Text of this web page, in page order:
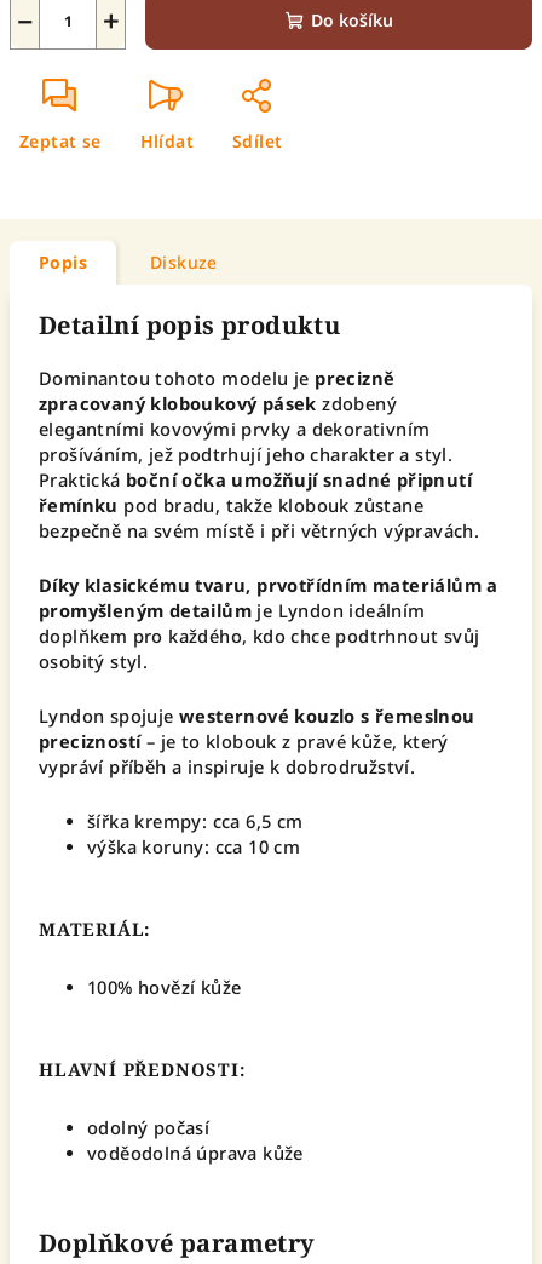
+
− Do košíku
Zeptat se Hlídat Sdílet
Popis Diskuze
Detailní popis produktu
Dominantou tohoto modelu je precizně
zpracovaný kloboukový pásek zdobený
elegantními kovovými prvky a dekorativním
prošíváním, jež podtrhují jeho charakter a styl.
Praktická boční očka umožňují snadné připnutí
řemínku pod bradu, takže klobouk zůstane
bezpečně na svém místě i při větrných výpravách.
Díky klasickému tvaru, prvotřídním materiálům a
promyšleným detailům je Lyndon ideálním
doplňkem pro každého, kdo chce podtrhnout svůj
osobitý styl.
Lyndon spojuje westernové kouzlo s řemeslnou
precizností– je to klobouk z pravé kůže, který
vypráví příběh a inspiruje k dobrodružství.
šířka krempy: cca 6,5 cm
výška koruny: cca 10 cm
MATERIÁL:
100% hovězí kůže
HLAVNÍ PŘEDNOSTI:
odolný počasí
voděodolná úprava kůže
Doplňkové parametry